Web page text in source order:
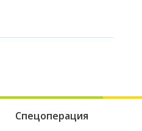
Спецоперация